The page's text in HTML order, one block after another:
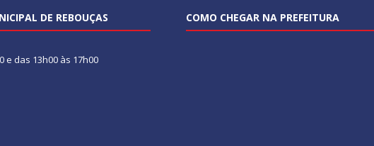
DE REBOUÇAS
e das 13h00 às 17h00
COMO CHEGAR NA PREFEITURA